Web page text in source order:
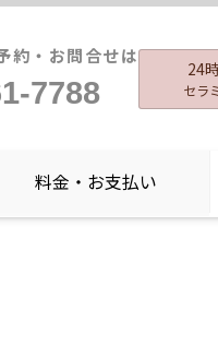
約・お問合せは
7788
24
セラ
料金・お支払い